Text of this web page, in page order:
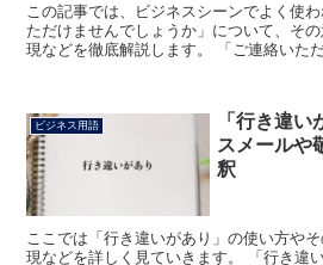
この記事では、ビジネスシーンでよく使
ただけませんでしょうか」について、そ
現などを徹底解説します。 「ご連絡いた
ビジネス用語
「行き違
スメールや
釈
ここでは「行き違いがあり」の使い方や
現などを詳しく見ていきます。 「行き違